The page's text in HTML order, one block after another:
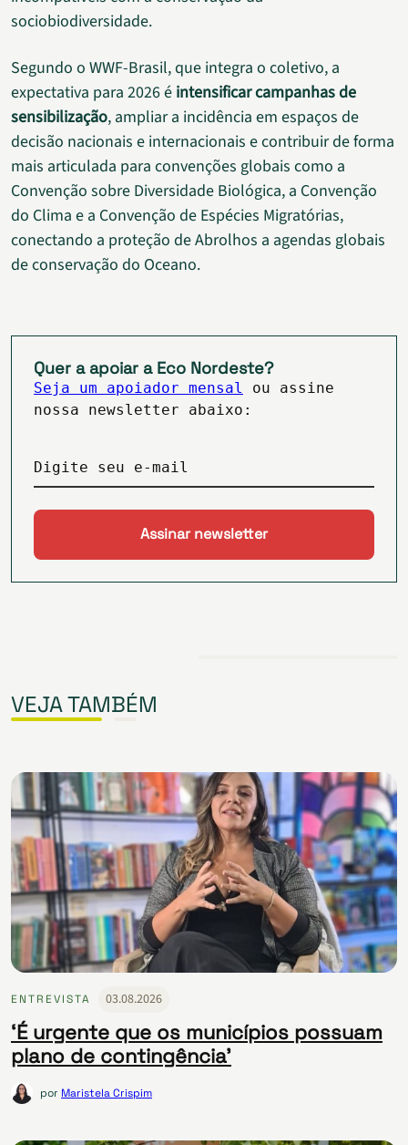
sociobiodiversidade.
Segundo o WWF-Brasil, que integra o coletivo, a
expectativa para 2026 é intensificar campanhas de
sensibilização, ampliar a incidência em espaços de
decisão nacionais e internacionais e contribuir de forma
mais articulada para convenções globais como a
Convenção sobre Diversidade Biológica, a Convenção
do Clima e a Convenção de Espécies Migratórias,
conectando a proteção de Abrolhos a agendas globais
de conservação do Oceano.
Quer a apoiar a Eco Nordeste?
Seja um apoiador mensal
ou assine
nossa newsletter abaixo:
Digite seu e-mail
VEJA TAMBÉM
ENTREVISTA 03.08.2026
‘É urgente que os municípios possuam
plano de contingência’
por Maristela Crispim